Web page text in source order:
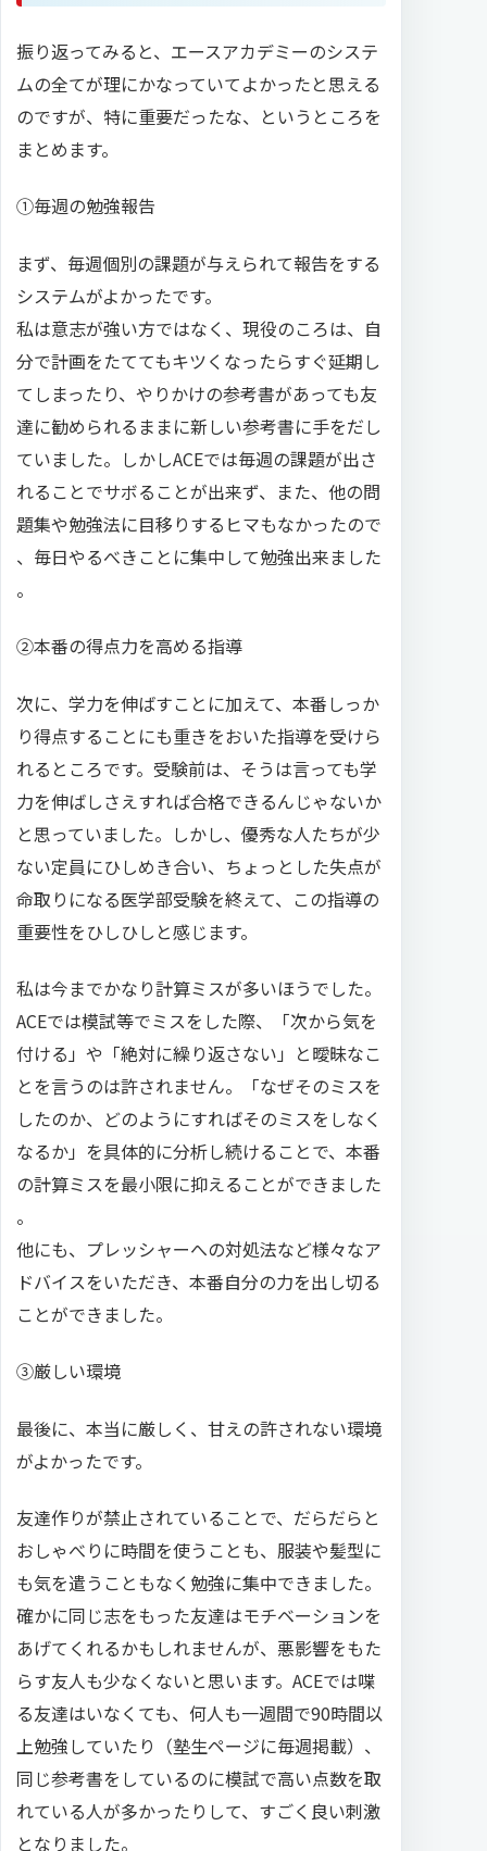
振り返ってみると、エースアカデミーのシステ
ムの全てが理にかなっていてよかったと思える
のですが、特に重要だったな、というところを
まとめます。
①毎週の勉強報告
まず、毎週個別の課題が与えられて報告をする
システムがよかったです。
私は意志が強い方ではなく、現役のころは、自
分で計画をたててもキツくなったらすぐ延期し
てしまったり、やりかけの参考書があっても友
達に勧められるままに新しい参考書に手をだし
ていました。しかしACEでは毎週の課題が出さ
れることでサボることが出来ず、また、他の問
題集や勉強法に目移りするヒマもなかったので
、毎日やるべきことに集中して勉強出来ました
。
②本番の得点力を高める指導
次に、学力を伸ばすことに加えて、本番しっか
り得点することにも重きをおいた指導を受けら
れるところです。受験前は、そうは言っても学
力を伸ばしさえすれば合格できるんじゃないか
と思っていました。しかし、優秀な人たちが少
ない定員にひしめき合い、ちょっとした失点が
命取りになる医学部受験を終えて、この指導の
重要性をひしひしと感じます。
私は今までかなり計算ミスが多いほうでした。
ACEでは模試等でミスをした際、「次から気を
付ける」や「絶対に繰り返さない」と曖昧なこ
とを言うのは許されません。「なぜそのミスを
したのか、どのようにすればそのミスをしなく
なるか」を具体的に分析し続けることで、本番
の計算ミスを最小限に抑えることができました
。
他にも、プレッシャーへの対処法など様々なア
ドバイスをいただき、本番自分の力を出し切る
ことができました。
③厳しい環境
最後に、本当に厳しく、甘えの許されない環境
がよかったです。
友達作りが禁止されていることで、だらだらと
おしゃべりに時間を使うことも、服装や髪型に
も気を遣うこともなく勉強に集中できました。
確かに同じ志をもった友達はモチベーションを
あげてくれるかもしれませんが、悪影響をもた
らす友人も少なくないと思います。ACEでは喋
る友達はいなくても、何人も一週間で90時間以
上勉強していたり（塾生ページに毎週掲載）、
同じ参考書をしているのに模試で高い点数を取
れている人が多かったりして、すごく良い刺激
となりました。